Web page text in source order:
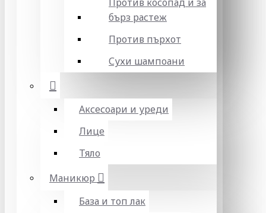
бърз растеж
Против пърхот
Сухи шампоани
Аксесоари и уреди
Лице
Тяло
Маникюр
База и топ лак